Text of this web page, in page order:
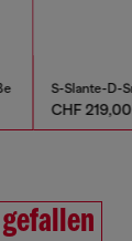
CHF 219,00